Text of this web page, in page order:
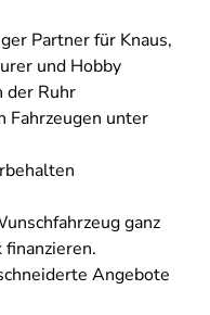
Partner für Knaus,
und Hobby
der Ruhr
Fahrzeugen unter
ganz
finanzieren.
Angebote